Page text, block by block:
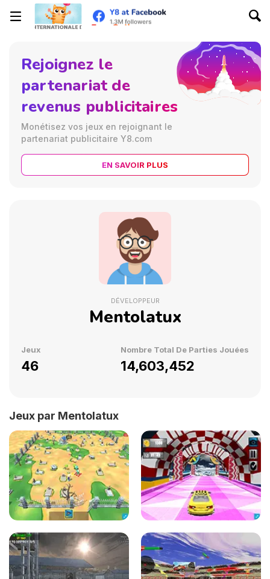
DÉVELOPPEUR
Mentolatux
Jeux
46
Nombre Total De Parties Jouées
14,603,452
Rejoignez le
partenariat de
revenus publicitaires
Monétisez vos jeux en rejoignant le
partenariat publicitaire Y8.com
EN SAVOIR PLUS
Jeux par Mentolatux